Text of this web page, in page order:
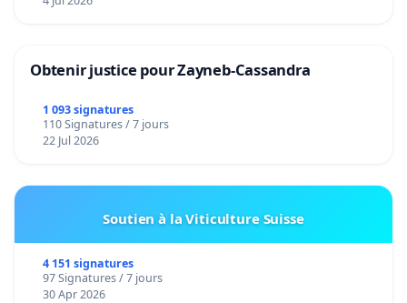
Obtenir justice pour Zayneb-Cassandra
1 093 signatures
110 Signatures / 7 jours
22 Jul 2026
Soutien à la Viticulture Suisse
4 151 signatures
97 Signatures / 7 jours
30 Apr 2026